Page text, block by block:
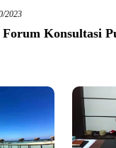
2023
Konsultasi